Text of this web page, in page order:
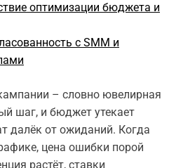
оптимизации бюджета и
с SMM и
– словно ювелирная
шаг, и бюджет утекает
далёк от ожиданий. Когда
цена ошибки порой
растёт, ставки